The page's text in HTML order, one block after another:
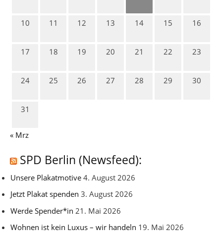
10 11 12 13 14 15 16
17 18 19 20 21 22 23
24 25 26 27 28 29 30
31
« Mrz
SPD Berlin (Newsfeed):
Unsere Plakatmotive 4. August 2026
Jetzt Plakat spenden 3. August 2026
Werde Spender*in 21. Mai 2026
Wohnen ist kein Luxus – wir handeln 19. Mai 2026